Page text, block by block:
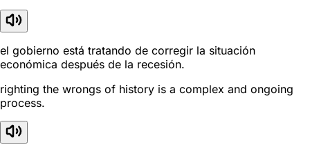
el gobierno está tratando de corregir la situación
económica después de la recesión.
righting the wrongs of history is a complex and ongoing
process.